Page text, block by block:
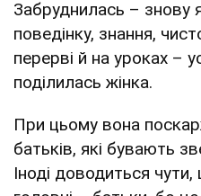
Забруднилась – знову
поведінку, знання,
перерві й на уроках –
поділилась жінка.
При цьому вона
батьків, які бувають
Іноді доводиться чути,